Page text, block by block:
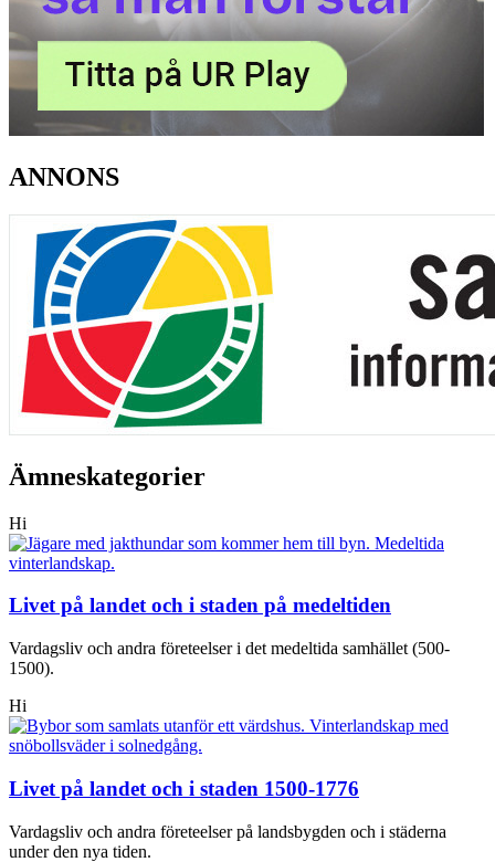
ANNONS
Ämneskategorier
Hi
Livet på landet och i staden på medeltiden
Vardagsliv och andra företeelser i det medeltida samhället (500-
1500).
Hi
Livet på landet och i staden 1500-1776
Vardagsliv och andra företeelser på landsbygden och i städerna
under den nya tiden.